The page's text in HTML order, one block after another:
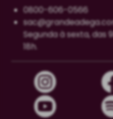
0800-606-0566
Segunda à sexta, das
18h.